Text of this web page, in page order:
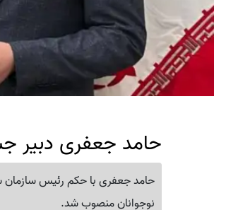
حامد جعفری دبیر
حامد جعفری با حکم رئیس سازمان
نوجوانان منصوب شد.